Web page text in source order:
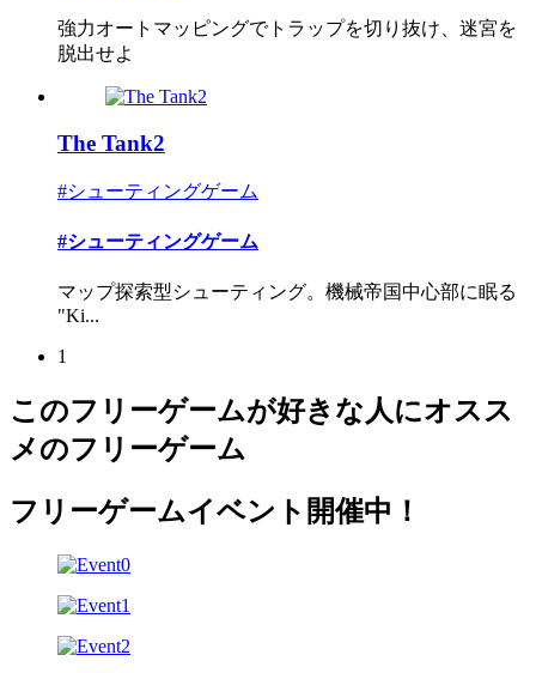
強力オートマッピングでトラップを切り抜け、迷宮を
脱出せよ
The Tank2
#シューティングゲーム
#シューティングゲーム
マップ探索型シューティング。機械帝国中心部に眠る
"Ki...
1
このフリーゲームが好きな人にオスス
メのフリーゲーム
フリーゲームイベント開催中！